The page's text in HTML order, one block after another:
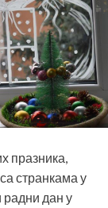
празника,
странкама у
радни дан у